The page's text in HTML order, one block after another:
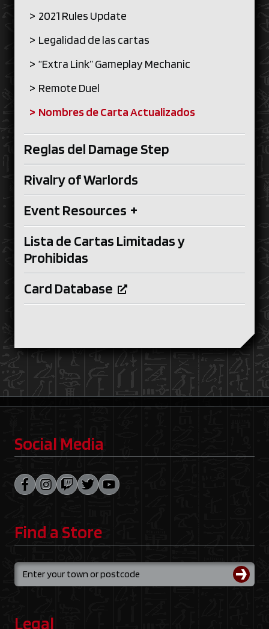
2021 Rules Update
Legalidad de las cartas
“Extra Link” Gameplay Mechanic
Remote Duel
Nombres de Carta Actualizados
Reglas del Damage Step
Rivalry of Warlords
Event Resources +
Lista de Cartas Limitadas y
Prohibidas
Card Database
Social Media
Find a Store
Legal